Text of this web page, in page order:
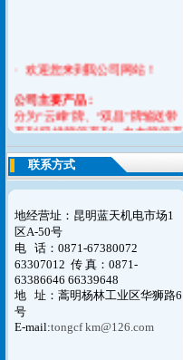
· 欢迎您来到我公司网站！
公司主要产品：
分为“云峰”牌、“双昌”牌输送带
系列,吸排胶管系列，夹布胶管系
列，耐酸碱胶管系列，平型传送
带系列，橡胶V带系列，橡胶止
水带，模制品系列六大产品。
如您对我们的意见请联系告之我
们，谢谢！
联系方式
地经营址：昆明蓝天机电市场1
区A-50号
电 话：0871-67380072
63307012 传 真：0871-
63386646 66339648
地 址：蒿明杨林工业区华狮路6
号
E-mail:tongcf km@126.com